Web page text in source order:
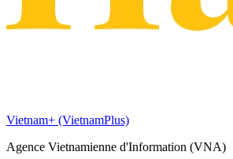
Vietnam+ (VietnamPlus)
Agence Vietnamienne d'Information (VNA)